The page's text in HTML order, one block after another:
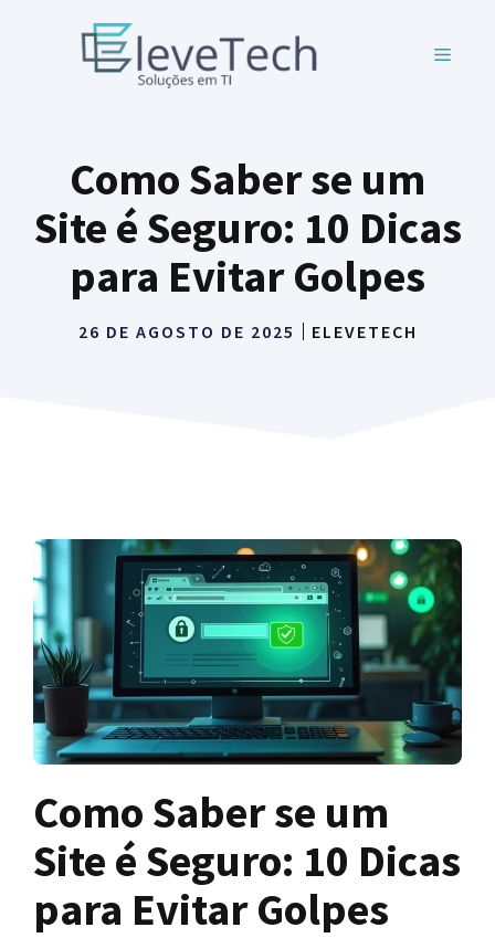
MENU
Como Saber se um
Site é Seguro: 10 Dicas
para Evitar Golpes
26 DE AGOSTO DE 2025 ELEVETECH
Como Saber se um
Site é Seguro: 10 Dicas
para Evitar Golpes